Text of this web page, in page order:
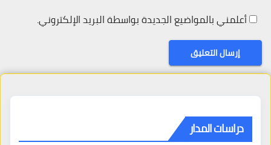
أعلمني بالمواضيع الجديدة بواسطة البريد الإلكتروني.
دراسات المدار